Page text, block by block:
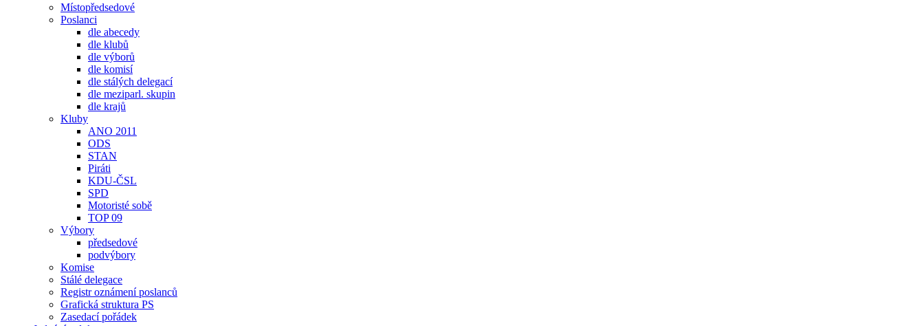
Místopředsedové
Poslanci
dle abecedy
dle klubů
dle výborů
dle komisí
dle stálých delegací
dle meziparl. skupin
dle krajů
Kluby
ANO 2011
ODS
STAN
Piráti
KDU-ČSL
SPD
Motoristé sobě
TOP 09
Výbory
předsedové
podvýbory
Komise
Stálé delegace
Registr oznámení poslanců
Grafická struktura PS
Zasedací pořádek